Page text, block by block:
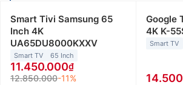
công nghệ Dynamic Crystal Color
xác, công nghệ âm thanh Object
Lite(OTSLite) và hệ điều hành Tizen
dụng giải trí.
Smart Tivi Samsung 65
Inch 4K
UA65DU8000KXXV
Smart TV 65 Inch
11.450.000
12.850.000-11%
Google
4K K-
Smart TV